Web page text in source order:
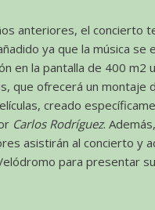
anteriores, el concierto
ya que la música se
en la pantalla de 400 m2
que ofrecerá un montaje
creado
Carlos Rodríguez.
asistirán al concierto y
para presentar